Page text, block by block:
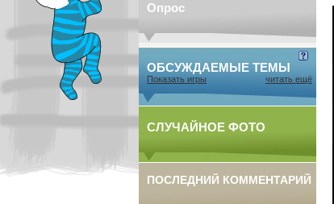
Опрос
ОБСУЖДАЕМЫЕ ТЕМЫ
Показать игры читать ещё
СЛУЧАЙНОЕ ФОТО
ПОСЛЕДНИЙ КОММЕНТАРИЙ